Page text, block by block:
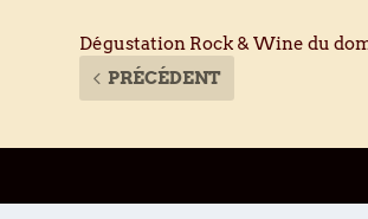
Dégustation Rock & Wine du
PRÉCÉDENT